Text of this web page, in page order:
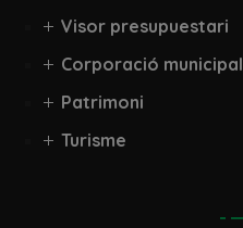
Visor presupuestari
Corporació municipal
Patrimoni
Turisme